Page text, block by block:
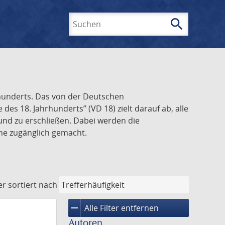
search
Das von der Deutschen
18. Jahrhunderts” (VD 18) zielt darauf ab, alle
zu erschließen. Dabei werden die
zugänglich gemacht.
sortiert nach
remove Alle Filter entfernen